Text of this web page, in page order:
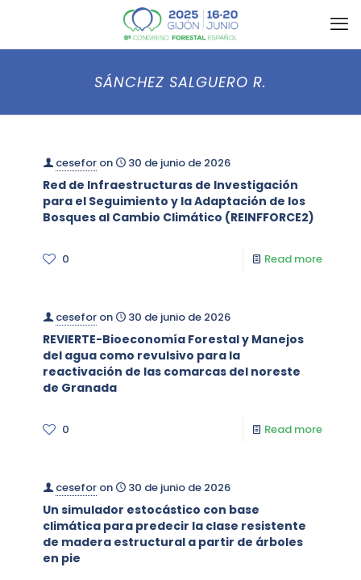
SÁNCHEZ SALGUERO R.
cesefor on 30 de junio de 2026
Red de Infraestructuras de Investigación
para el Seguimiento y la Adaptación de los
Bosques al Cambio Climático (REINFFORCE2)
0 Read more
cesefor on 30 de junio de 2026
REVIERTE-Bioeconomía Forestal y Manejos
del agua como revulsivo para la
reactivación de las comarcas del noreste
de Granada
0 Read more
cesefor on 30 de junio de 2026
Un simulador estocástico con base
climática para predecir la clase resistente
de madera estructural a partir de árboles
en pie